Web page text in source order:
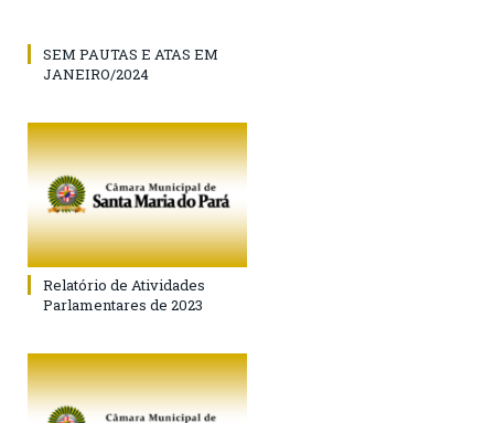
SEM PAUTAS E ATAS EM
JANEIRO/2024
Relatório de Atividades
Parlamentares de 2023